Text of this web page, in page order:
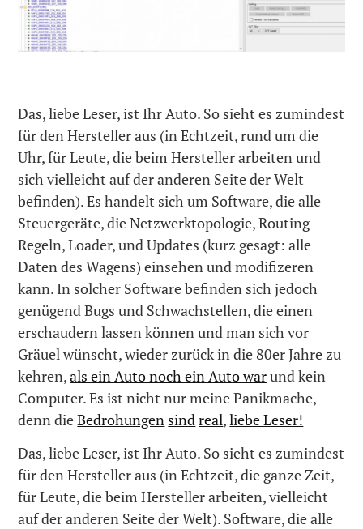
Das, liebe Leser, ist Ihr Auto. So sieht es zumindest
für den Hersteller aus (in Echtzeit, rund um die
Uhr, für Leute, die beim Hersteller arbeiten und
sich vielleicht auf der anderen Seite der Welt
befinden). Es handelt sich um Software, die alle
Steuergeräte, die Netzwerktopologie, Routing-
Regeln, Loader, und Updates (kurz gesagt: alle
Daten des Wagens) einsehen und modifizeren
kann. In solcher Software befinden sich jedoch
genügend Bugs und Schwachstellen, die einen
erschaudern lassen können und man sich vor
Gräuel wünscht, wieder zurück in die 80er Jahre zu
kehren,als ein Auto noch ein Auto warund kein
Computer. Es ist nicht nur meine Panikmache,
denn dieBedrohungen sindreal,liebe Leser!
Das, liebe Leser, ist Ihr Auto. So sieht es zumindest
für den Hersteller aus (in Echtzeit, die ganze Zeit,
für Leute, die beim Hersteller arbeiten, vielleicht
auf der anderen Seite der Welt). Software, die alle